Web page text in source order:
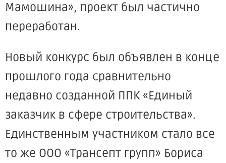
Мамошина», проект был частично
переработан.
Новый конкурс был объявлен в конце
прошлого года сравнительно
недавно созданной ППК «Единый
заказчик в сфере строительства».
Единственным участником стало все
то же ООО «Трансепт групп» Бориса